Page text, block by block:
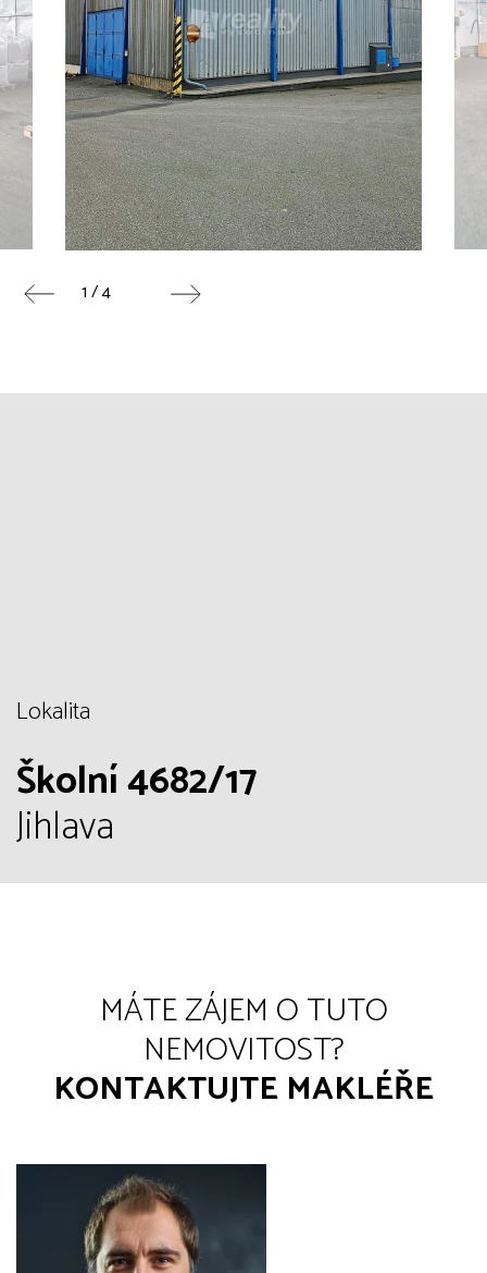
1 / 4
Lokalita
Školní 4682/17
Jihlava
MÁTE ZÁJEM O TUTO
NEMOVITOST?
KONTAKTUJTE MAKLÉŘE